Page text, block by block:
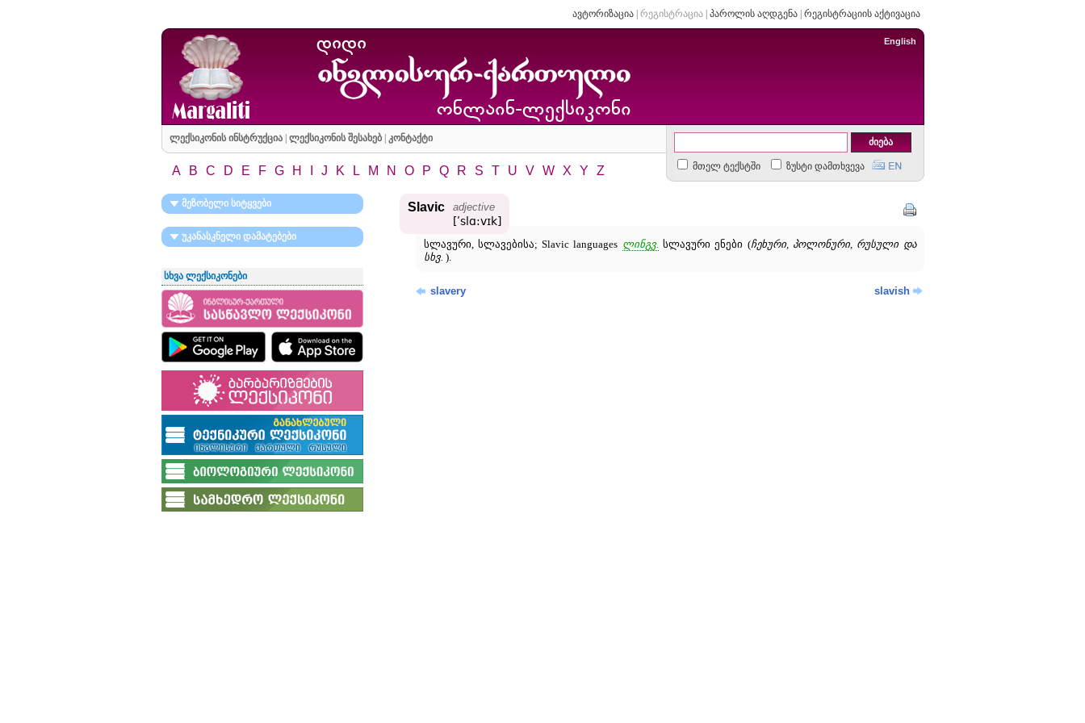
ავტორიზაცია| რეგისტრაცია| პაროლის აღდგენა| რეგისტრაციის აქტივაცია
English
ლექსიკონის ინსტრუქცია| ლექსიკონის შესახებ| კონტაქტი
მთელ ტექსტში ზუსტი დამთხვევა
A B C D E F G H J K L M N O P Q R S T U V W X Y Z
მეზობელი სიტყვები
უკანასკნელი დამატებები
სხვა ლექსიკონები
Slavic adjective
[ʹslɑ:vɪk]
სლავური, სლავებისა; Slavic languages ლინგვ. სლავური ენები (ჩეხური, პოლონური, რუსული და
სხვ. ).
slavery slavish